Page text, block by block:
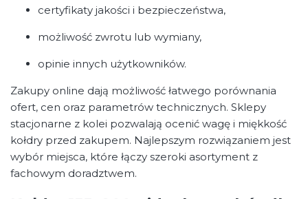
certyfikaty jakości i bezpieczeństwa,
możliwość zwrotu lub wymiany,
opinie innych użytkowników.
Zakupy online dają możliwość łatwego porównania
ofert, cen oraz parametrów technicznych. Sklepy
stacjonarne z kolei pozwalają ocenić wagę i miękkość
kołdry przed zakupem. Najlepszym rozwiązaniem jest
wybór miejsca, które łączy szeroki asortyment z
fachowym doradztwem.